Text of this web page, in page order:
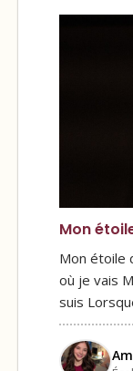
Mon
Mon étoile
où je vais
suis